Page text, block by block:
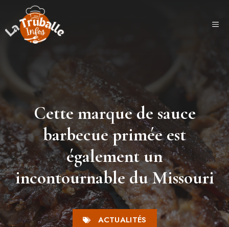
contenu
Cette marque de sauce
barbecue primée est
également un
incontournable du Missouri
ACTUALITÉS